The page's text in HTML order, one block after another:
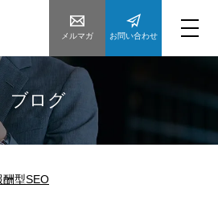
メルマガ お問い合わせ
ブログ
酬型SEO